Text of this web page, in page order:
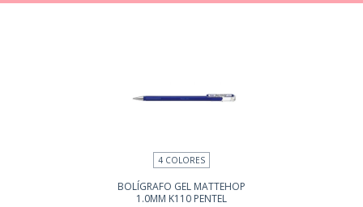
4 COLORES
BOLÍGRAFO GEL MATTEHOP
1.0MM K110 PENTEL